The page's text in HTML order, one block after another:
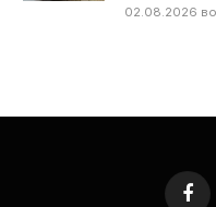
02.08.2026 во